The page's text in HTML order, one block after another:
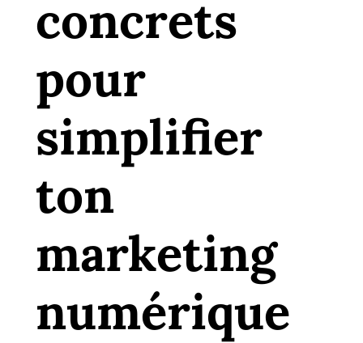
concrets
pour
simplifier
ton
marketing
numérique